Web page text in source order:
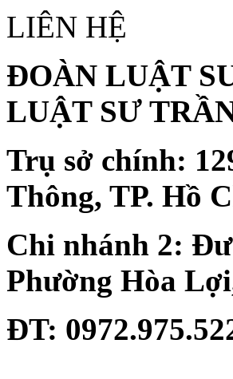
LIÊN HỆ
ĐOÀN LUẬT
LUẬT SƯ
Trụ sở chính:
Thông, TP. Hồ
Chi nhánh 2:
Phường Hòa
ĐT: